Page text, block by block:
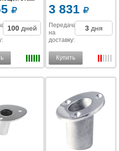
:
100 дней
3 831
Передача
на
доставку:
3 дня
Купить